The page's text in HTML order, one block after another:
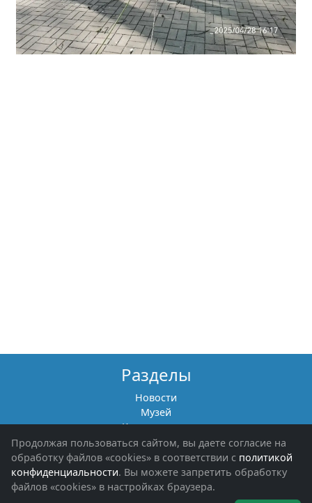
Разделы
Новости
Музей
Книги памяти
Фотоальбомы
Обращения граждан
Помощь участникам СВО и их семьям
Продолжая пользоваться сайтом, вы даете согласие на
обработку файлов «cookies» в соответствии с политикой
конфиденциальности. Вы можете запретить обработку
файлов «cookies» в настройках браузера.